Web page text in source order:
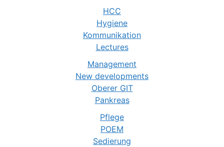
HCC
Hygiene
Kommunikation
Lectures
Management
New developments
Oberer GIT
Pankreas
Pflege
POEM
Sedierung